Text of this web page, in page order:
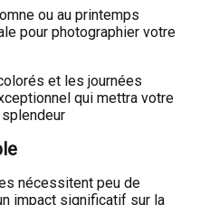
ou au printemps
pour photographier votre
et les journées
qui mettra votre
nécessitent peu de
impact significatif sur la